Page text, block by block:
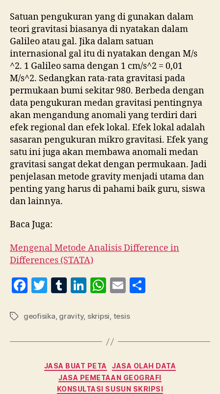
Satuan pengukuran yang di gunakan dalam
teori gravitasi biasanya di nyatakan dalam
Galileo atau gal. Jika dalam satuan
internasional gal itu di nyatakan dengan M/s
^2. 1 Galileo sama dengan 1 cm/s^2 = 0,01
M/s^2. Sedangkan rata-rata gravitasi pada
permukaan bumi sekitar 980. Berbeda dengan
data pengukuran medan gravitasi pentingnya
akan mengandung anomali yang terdiri dari
efek regional dan efek lokal. Efek lokal adalah
sasaran pengukuran mikro gravitasi. Efek yang
satu ini juga akan membawa anomali medan
gravitasi sangat dekat dengan permukaan. Jadi
penjelasan metode gravity menjadi utama dan
penting yang harus di pahami baik guru, siswa
dan lainnya.
Baca Juga:
Mengenal Metode Analisis Difference in
Differences (STATA)
F
c
b
T
itt
T
m
r
Li
k
dI
n
W
at
s
A
p
p
E
ai
Tag geofisika, gravity, skripsi, tesis
Kategori
JASA BUAT PETA
JASA OLAH DATA
JASA PEMETAAN GEOGRAFI
KONSULTASI SUSUN SKRIPSI